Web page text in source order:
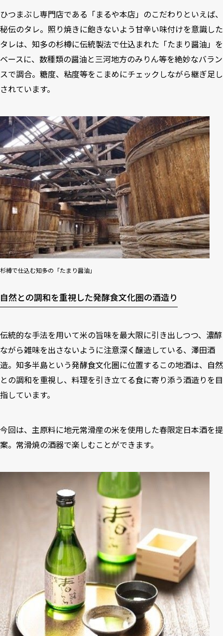
ひつまぶし専門店である「まるや本店」のこだわりといえば、
秘伝のタレ。照り焼きに飽きないよう甘辛い味付けを意識した
タレは、知多の杉樽に伝統製法で仕込まれた「たまり醤油」を
ベースに、数種類の醤油と三河地方のみりん等を絶妙なバラン
スで調合。糖度、粘度等をこまめにチェックしながら継ぎ足し
されています。
杉樽で仕込む知多の「たまり醤油」
自然との調和を重視した発酵食文化圏の酒造り
伝統的な手法を用いて米の旨味を最大限に引き出しつつ、濃醇
ながら雑味を出さないように注意深く醸造している、澤田酒
造。知多半島という発酵食文化圏に位置するこの地酒は、自然
との調和を重視し、料理を引き立てる食に寄り添う酒造りを目
指しています。
今回は、主原料に地元常滑産の米を使用した春限定日本酒を提
案。常滑焼の酒器で楽しむことができます。